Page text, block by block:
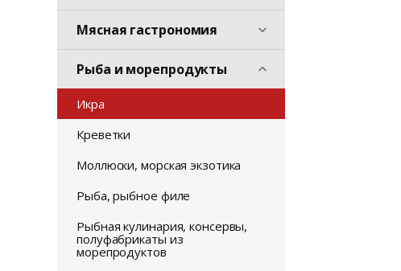
Мясная гастрономия
Рыба и морепродукты
Икра
Креветки
Моллюски, морская экзотика
Рыба, рыбное филе
Рыбная кулинария, консервы,
полуфабрикаты из
морепродуктов